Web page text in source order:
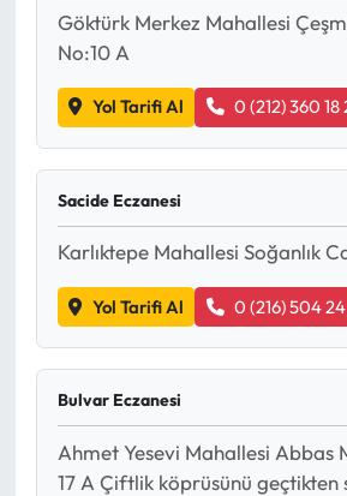
Göktürk Merkez Mahallesi
No:10 A
Yol Tarifi Al 0 (212) 360 18
Sacide Eczanesi
Karlıktepe Mahallesi Soğanlık
Yol Tarifi Al 0 (216) 504
Bulvar Eczanesi
Ahmet Yesevi Mahallesi Abbas
17 A Çiftlik köprüsünü